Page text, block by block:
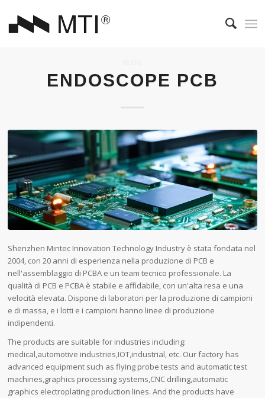
ENDOSCOPE PCB
Shenzhen Mintec Innovation Technology Industry è stata fondata nel
2004, con 20 anni di esperienza nella produzione di PCB e
nell'assemblaggio di PCBA e un team tecnico professionale. La
qualità di PCB e PCBA è stabile e affidabile, con un'alta resa e una
velocità elevata. Dispone di laboratori per la produzione di campioni
e di massa, e i lotti e i campioni hanno linee di produzione
indipendenti.
The products are suitable for industries including:
medical,automotive industries,IOT,industrial, etc. Our factory has
advanced equipment such as flying probe tests and automatic test
machines,graphics processing systems,CNC drilling,automatic
graphics electroplating production lines. And the products have